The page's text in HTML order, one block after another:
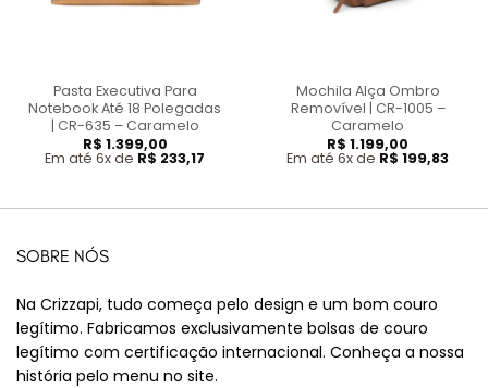
Pasta Executiva Para
Notebook Até 18 Polegadas
| CR-635 – Caramelo
R$ 1.399,00
Em até 6x de R$ 233,17
Mochila Alça Ombro
Removível | CR-1005 –
Caramelo
R$ 1.199,00
Em até 6x de R$ 199,83
SOBRE NÓS
Na Crizzapi, tudo começa pelo design e um bom couro
legítimo. Fabricamos exclusivamente bolsas de couro
legítimo com certificação internacional. Conheça a nossa
história pelo menu no site.